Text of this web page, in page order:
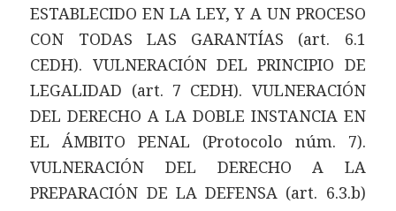
ESTABLECIDO EN LA LEY, Y A UN PROCESO
CON TODAS LAS GARANTÍAS (art. 6.1
CEDH). VULNERACIÓN DEL PRINCIPIO DE
LEGALIDAD (art. 7 CEDH). VULNERACIÓN
DEL DERECHO A LA DOBLE INSTANCIA EN
EL ÁMBITO PENAL (Protocolo núm. 7).
VULNERACIÓN DEL DERECHO A LA
PREPARACIÓN DE LA DEFENSA (art. 6.3.b)